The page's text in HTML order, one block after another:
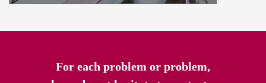
For each problem or problem,